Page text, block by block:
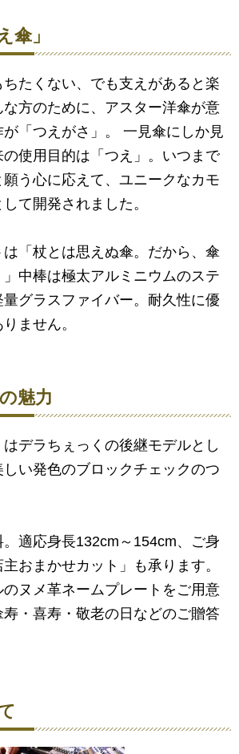
傘」
ちたくない、でも支えがあると楽
方のために、アスター洋傘が意
が「つえがさ」。 一見傘にしか見
の使用目的は「つえ」。いつまで
願う心に応えて、ユニークなカモ
て開発されました。
「杖とは思えぬ傘。だから、傘
」中棒は極太アルミニウムのステ
量グラスファイバー。耐久性に優
ません。
魅力
はデラちぇっくの後継モデルとし
い発色のブロックチェックのつ
適応身長132cm～154cm、ご身
おまかせカット」も承ります。
ヌメ革ネームプレートをご用意
・喜寿・敬老の日などのご贈答